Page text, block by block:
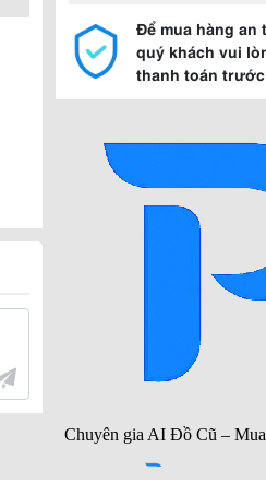
Để mua hàng an
quý khách vui
thanh toán